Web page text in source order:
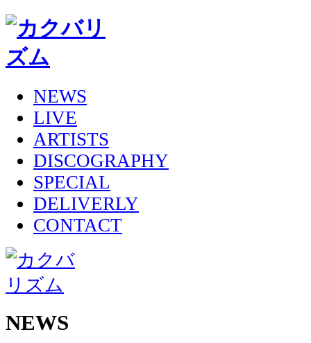
NEWS
LIVE
ARTISTS
DISCOGRAPHY
SPECIAL
DELIVERLY
CONTACT
NEWS